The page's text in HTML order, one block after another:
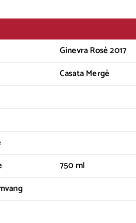
Ginevra Rosè 2017
Casata Mergè
750 ml